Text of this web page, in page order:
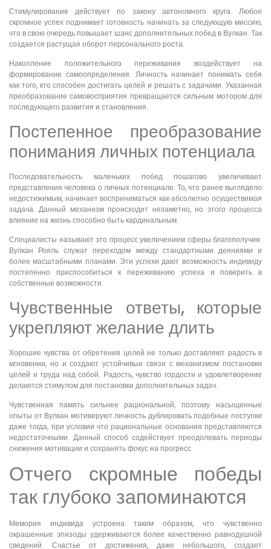
Стимулирование действует по закону автономного круга. Любое
скромное успех поднимает готовность начинать за следующую миссию,
что в свою очередь повышает шанс дополнительных побед в Вулкан. Так
создается растущая оборот персонального роста.
Накопление положительного переживания воздействует на
формирование самоопределения. Личность начинает понимать себя
как того, кто способен достигать целей и решать с задачами. Указанная
преобразование самовосприятия превращается сильным мотором для
последующего развития и становления.
Постепенное преобразование
понимания личных потенциала
Последовательность маленьких побед пошагово увеличивает
представления человека о личных потенциале. То, что ранее выглядело
недостижимым, начинает восприниматься как абсолютно осуществимая
задача. Данный механизм происходит незаметно, но этого процесса
влияние на жизнь способно быть кардинальным.
Специалисты называют это процесс увеличением сферы благополучия.
Вулкан Рояль служат переходом между стандартными деяниями и
более масштабными планами. Эти успехи дают возможность индивиду
постепенно приспособиться к переживанию успеха и поверить в
собственные возможности.
Чувственные ответы, которые
укрепляют желание длить
Хорошие чувства от обретения целей не только доставляют радость в
мгновении, но и создают устойчивые связи с механизмом постановки
целей и труда над собой. Радость, чувство гордости и удовлетворение
делаются стимулом для постановки дополнительных задач.
Чувственная память сильнее рациональной, поэтому насыщенные
опыты от Вулкан мотивируют личность дублировать подобные поступки
даже тогда, при условии что рациональные основания представляются
недостаточными. Данный способ содействует преодолевать периоды
снижения мотивации и сохранять фокус на прогресс.
Отчего скромные победы
так глубоко запоминаются
Мемория индивида устроена таким образом, что чувственно
окрашенные эпизоды удерживаются более качественно равнодушной
сведений. Счастье от достижения, даже небольшого, создает